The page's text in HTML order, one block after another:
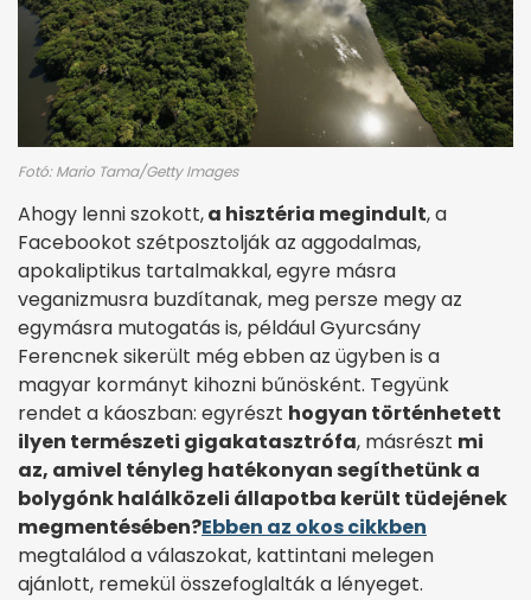
Fotó: Mario Tama/Getty Images
Ahogy lenni szokott,a hisztéria megindult, a
Facebookot szétposztolják az aggodalmas,
apokaliptikus tartalmakkal, egyre másra
veganizmusra buzdítanak, meg persze megy az
egymásra mutogatás is, például Gyurcsány
Ferencnek sikerült még ebben az ügyben is a
magyar kormányt kihozni bűnösként. Tegyünk
rendet a káoszban: egyrészt hogyan történhetett
ilyen természeti gigakatasztrófa, másrészt mi
az, amivel tényleg hatékonyan segíthetünk a
bolygónk halálközeli állapotba került tüdejének
megmentésében?Ebben az okos cikkben
megtalálod a válaszokat, kattintani melegen
ajánlott, remekül összefoglalták a lényeget.